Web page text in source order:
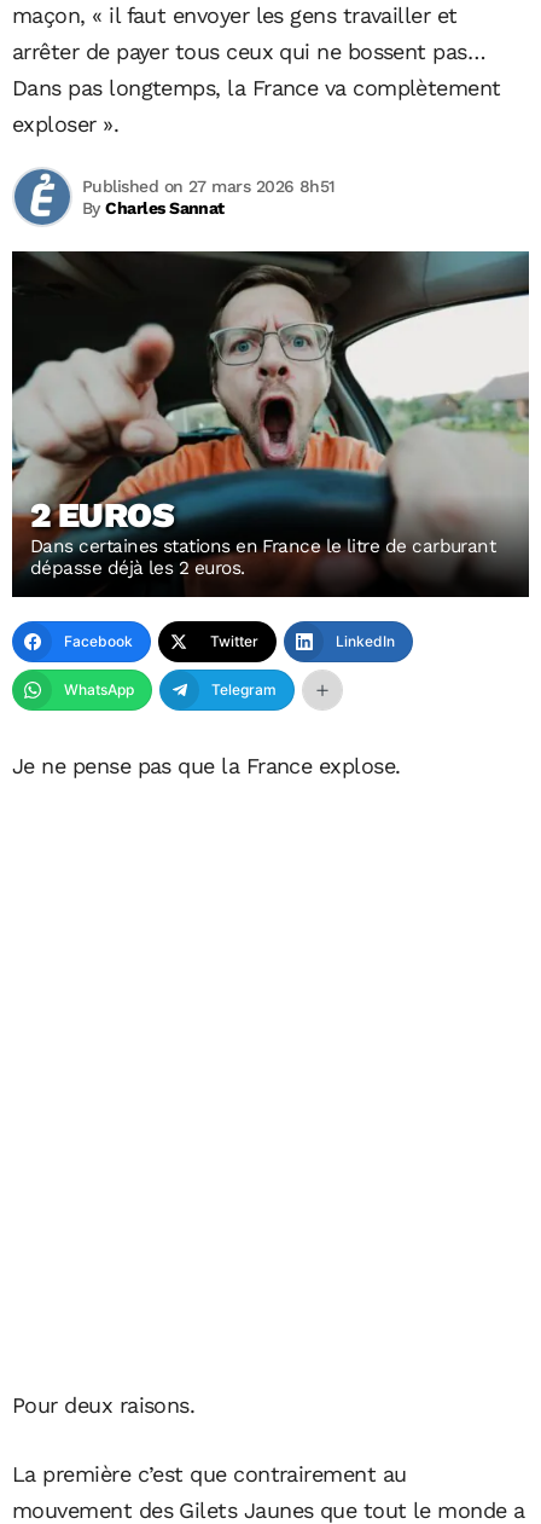
maçon, « il faut envoyer les gens travailler et
arrêter de payer tous ceux qui ne bossent pas…
Dans pas longtemps, la France va complètement
exploser ».
ByCharles Sannat
Published on 27 mars 2026 8h51
2 EUROS
Dans certaines stations en France le litre de carburant
dépasse déjà les 2 euros.
Facebook Twitter LinkedIn
WhatsApp Telegram
Je ne pense pas que la France explose.
Pour deux raisons.
La première c’est que contrairement au
mouvement des Gilets Jaunes que tout le monde a